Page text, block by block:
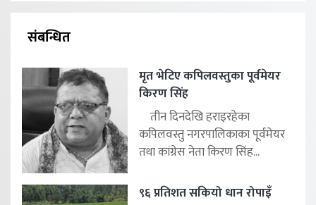
संबन्धित
मृत भेटिए कपिलवस्तुका पूर्वमेयर
किरण सिंह
तीन दिनदेखि हराइरहेका
कपिलवस्तु नगरपालिकाका पूर्वमेयर
तथा कांग्रेस नेता किरण सिंह...
९६ प्रतिशत सकियो धान रोपाइँ